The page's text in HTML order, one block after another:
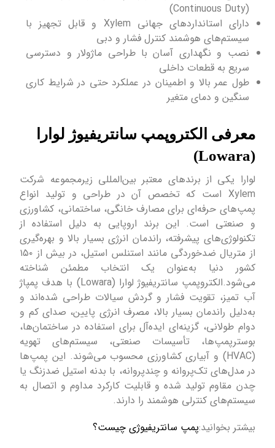
(Continuous Duty)
دارای استانداردهای جهانی Xylem و قابل تجهیز با
سیستم‌های هوشمند کنترل فشار و دبی
نصب و نگهداری آسان با طراحی ماژولار و دسترسی
سریع به قطعات داخلی
طول عمر بالا و اطمینان در عملکرد حتی در شرایط کاری
سنگین و دمای متغیر
معرفی الکتروپمپ سانتریفیوژ لوارا
(Lowara)
لوارا یکی از برندهای معتبر بین‌المللی زیرمجموعه شرکت
Xylem است که تخصص آن در طراحی و تولید انواع
پمپ‌های حرفه‌ای برای مصارف خانگی، ساختمانی، کشاورزی
و صنعتی است. این برند اروپایی به دلیل استفاده از
تکنولوژی‌های پیشرفته، راندمان انرژی بسیار بالا و بهره‌گیری
از متریال ضدخوردگی مانند استنلس استیل، در بیش از ۱۵۰
کشور دنیا به‌عنوان یک انتخاب مطمئن شناخته
می‌شود.الکتروپمپ سانتریفیوژ لوارا (Lowara) با هدف پمپاژ
آب تمیز، تقویت فشار و گردش سیالات طراحی شده‌اند و
به‌دلیل راندمان بسیار بالا، مصرف انرژی پایین، صدای کم و
دوام طولانی، گزینه‌ای ایده‌آل برای استفاده در ساختمان‌ها،
بوسترپمپ‌ها، تأسیسات صنعتی، سیستم‌های تهویه
(HVAC) و آبیاری کشاورزی محسوب می‌شوند. این پمپ‌ها
در مدل‌های تک‌پروانه و چندپروانه، با بدنه استیل ضدزنگ یا
چدن مقاوم تولید شده و قابلیت کارکرد مداوم و اتصال به
سیستم‌های کنترلی هوشمند را دارند.
بیشتر بخوانید:پمپ سانتریفیوژی چیست؟